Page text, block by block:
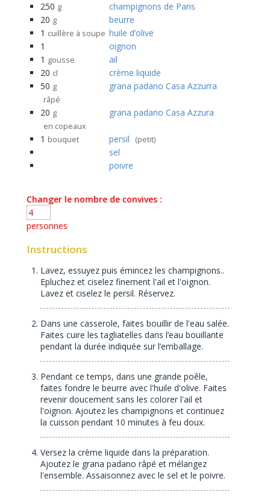
250 g
champignons de Paris
20 g
beurre
1 cuillère à soupe huile d’olive
1
oignon
1 gousse
ail
20 cl
crème liquide
50 g grana padano Casa Azzurra
râpé
20 g grana padano Casa Azzura
en copeaux
1 bouquet persil (petit)
sel
poivre
Changer le nombre de convives :
personnes
Instructions
Lavez, essuyez puis émincez les champignons..
Epluchez et ciselez finement l'ail et l'oignon.
Lavez et ciselez le persil. Réservez.
Dans une casserole, faites bouillir de l'eau salée.
Faites cuire les tagliatelles dans l’eau bouillante
pendant la durée indiquée sur l’emballage.
Pendant ce temps, dans une grande poêle,
faites fondre le beurre avec l'huile d'olive. Faites
revenir doucement sans les colorer l'ail et
l'oignon. Ajoutez les champignons et continuez
la cuisson pendant 10 minutes à feu doux.
Versez la crème liquide dans la préparation.
Ajoutez le grana padano râpé et mélangez
l'ensemble. Assaisonnez avec le sel et le poivre.